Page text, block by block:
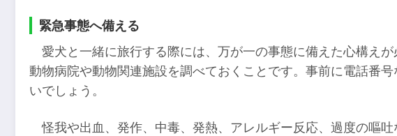
緊急事態へ備える
愛犬と一緒に旅行する際には、万が一の事態に備えた心構え
動物病院や動物関連施設を調べておくことです。事前に電話番
いでしょう。
怪我や出血、発作、中毒、発熱、アレルギー反応、過度の嘔